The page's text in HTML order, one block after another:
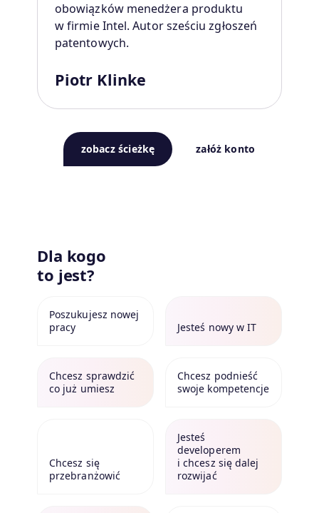
obowiązków menedżera produktu
w firmie Intel. Autor sześciu zgłoszeń
patentowych.
Piotr Klinke
zobacz ścieżkę załóż konto
Poszukujesz nowej
pracy
Jesteś nowy w IT
Chcesz sprawdzić
co już umiesz
Chcesz podnieść
swoje kompetencje
Chcesz się
przebranżowić
Jesteś
developerem
i chcesz się dalej
rozwijać
Dla kogo
to jest?